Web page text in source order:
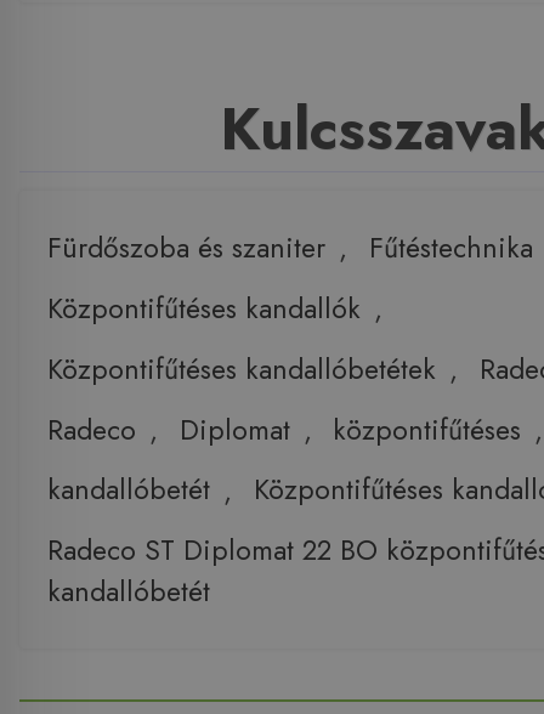
Fürdőszoba és szaniter ,
Fűtéstechnika
Központifűtéses kandallók ,
Központifűtéses kandallóbetétek ,
Radeco , Diplomat , központifűtéses ,
kandallóbetét ,
Központifűtéses
Radeco ST Diplomat 22 BO
kandallóbetét